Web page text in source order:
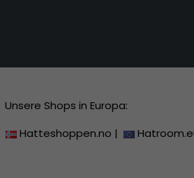
Unsere Shops in Europa:
Hatteshoppen.no |